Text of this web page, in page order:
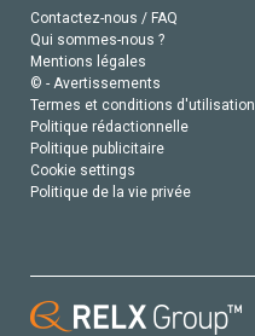
Contactez-nous / FAQ
Qui sommes-nous ?
Mentions légales
© - Avertissements
Termes et conditions d'utilisation
Politique rédactionnelle
Politique publicitaire
Cookie settings
Politique de la vie privée